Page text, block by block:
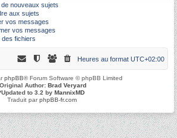
nouveaux sujets
aux sujets
vos messages
vos messages
des fichiers
Heures au format UTC+02:00
phpBB® Forum Software © phpBB Limited
Original Author: Brad Veryard
Updated to 3.2 by MannixMD
Traduit parphpBB-fr.com